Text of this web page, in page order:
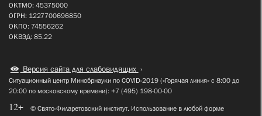
ОКТМО: 45375000
ОГРН: 1227700696850
ОКПО: 74556262
ОКВЭД: 85.22
Версия сайта для слабовидящих
Ситуационный центр Минобрнауки по COVID-2019 («Горячая линия» с 8:00 до
20:00 по московскому времени): +7 (495) 198-00-00
12+
© Свято-Филаретовский институт. Использование в любой форме